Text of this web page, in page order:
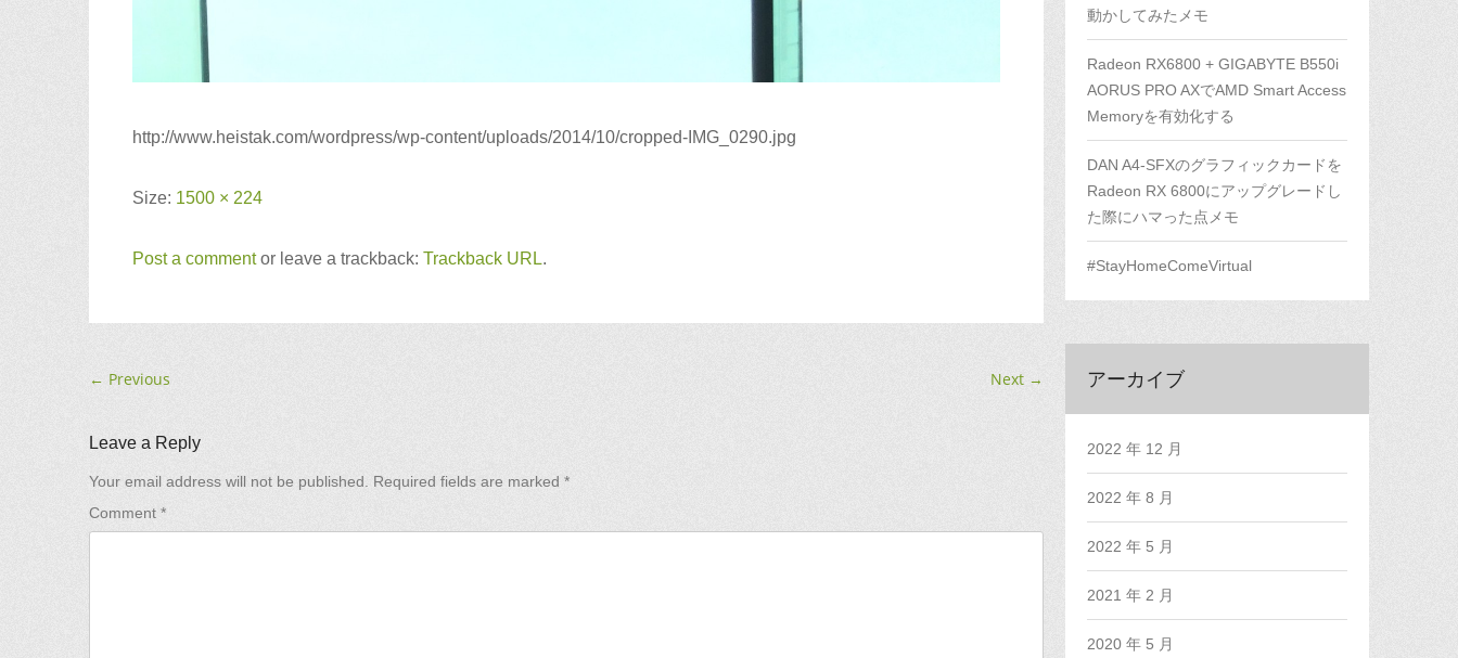
http://www.heistak.com/wordpress/wp-content/uploads/2014/10/cropped-IMG_0290.jpg
Size: 1500 × 224
Post a commentor leave a trackback: Trackback URL.
← Previous Next →
Leave a Reply
Your email address will not be published. Required fields are marked *
Comment *
動かしてみたメモ
Radeon RX6800 + GIGABYTE B550i
AORUS PRO AXでAMD Smart Access
Memoryを有効化する
DAN A4-SFXのグラフィックカードを
Radeon RX 6800にアップグレードし
た際にハマった点メモ
#StayHomeComeVirtual
アーカイブ
2022 年 12 月
2022 年 8 月
2022 年 5 月
2021 年 2 月
2020 年 5 月